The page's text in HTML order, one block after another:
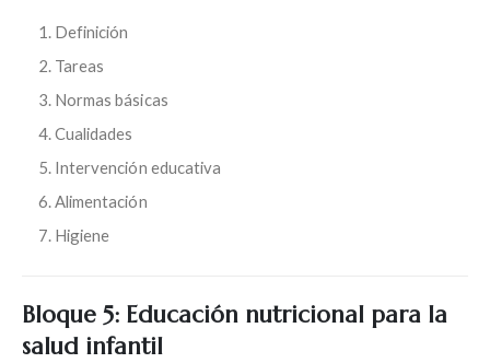
Definición
Tareas
Normas básicas
Cualidades
Intervención educativa
Alimentación
Higiene
Bloque 5: Educación nutricional para la
salud infantil